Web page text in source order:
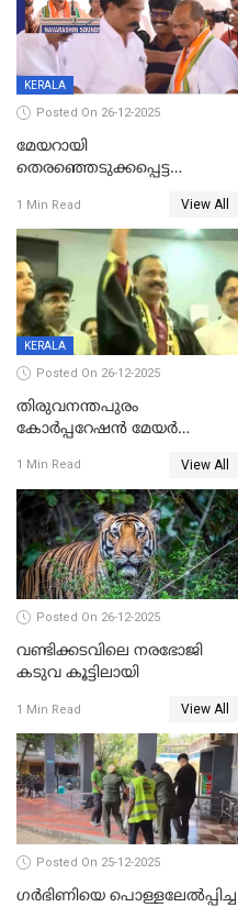
KERALA
Posted On 26-12-2025
മേയറായി
തെരഞ്ഞെടുക്കപ്പെട്ട
ആദ്യ വോട്ട് അസാധു; കണ്ണൂർ
ഡെപ്യൂട്ടി മേയർ സ്ഥാനത്ത്
താഹിറിന് വിജയം
1 Min Read View All
KERALA
Posted On 26-12-2025
തിരുവനന്തപുരം
കോര്‍പ്പറേഷന്‍ മേയര്‍
ഹൈക്കോടതിയിലേക്ക്;
സത്യപ്രതിജ്ഞ ചടങ്ങില്‍
ചട്ടലംഘനമെന്ന് പാർട്ടി
1 Min Read View All
Posted On 26-12-2025
വണ്ടിക്കടവിലെ നരഭോജി
കടുവ കൂട്ടിലായി
1 Min Read View All
Posted On 25-12-2025
ഗര്‍ഭിണിയെ പൊള്ളലേല്‍പ്പിച്ച